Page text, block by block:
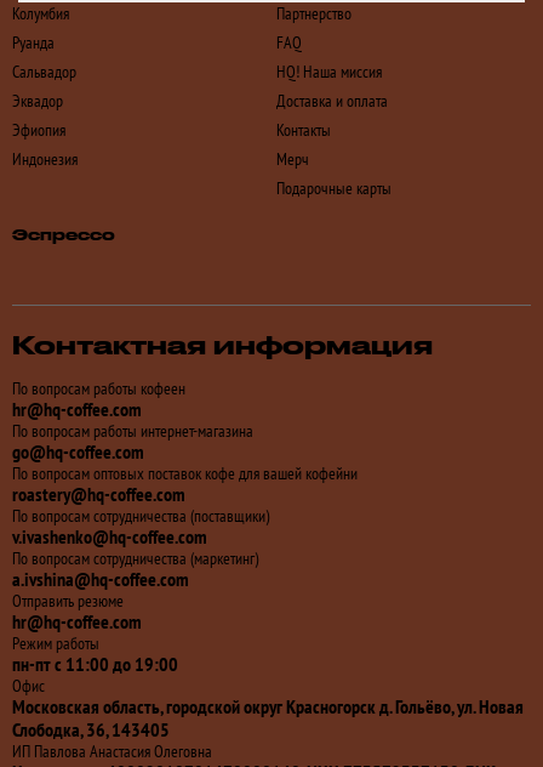
Колумбия
Руанда
Сальвадор
Эквадор
Эфиопия
Индонезия
Партнерство
FAQ
HQ! Наша миссия
Доставка и оплата
Контакты
Мерч
Подарочные карты
Эспрессо
Контактная информация
По вопросам работы кофеен
hr@hq-coffee.com
По вопросам работы интернет-магазина
go@hq-coffee.com
По вопросам оптовых поставок кофе для вашей кофейни
roastery@hq-coffee.com
По вопросам сотрудничества (поставщики)
v.ivashenko@hq-coffee.com
По вопросам сотрудничества (маркетинг)
a.ivshina@hq-coffee.com
Отправить резюме
hr@hq-coffee.com
Режим работы
пн-пт с 11:00 до 19:00
Офис
Московская область, городской округ Красногорск д. Гольёво, ул. Новая
Слободка, 36, 143405
ИП Павлова Анастасия Олеговна